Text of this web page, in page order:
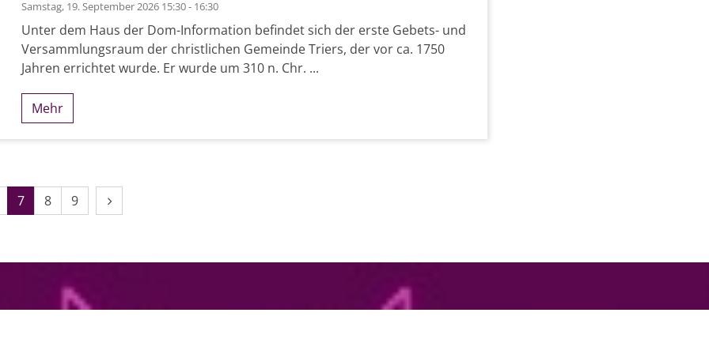
Samstag, 19. September 2026 15:30 - 16:30
Unter dem Haus der Dom-Information befindet sich der erste Gebets- und
Versammlungsraum der christlichen Gemeinde Triers, der vor ca. 1750
Jahren errichtet wurde. Er wurde um 310 n. Chr. ...
Mehr
7 8 9 Nächste Seite